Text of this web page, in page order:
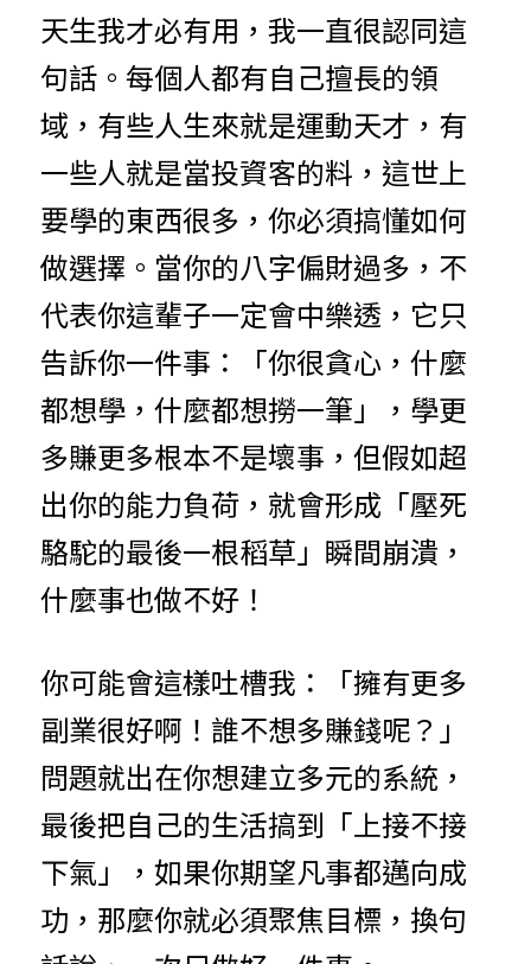
天生我才必有用，我一直很認同這
句話。每個人都有自己擅長的領
域，有些人生來就是運動天才，有
一些人就是當投資客的料，這世上
要學的東西很多，你必須搞懂如何
做選擇。當你的八字偏財過多，不
代表你這輩子一定會中樂透，它只
告訴你一件事：「你很貪心，什麼
都想學，什麼都想撈一筆」，學更
多賺更多根本不是壞事，但假如超
出你的能力負荷，就會形成「壓死
駱駝的最後一根稻草」瞬間崩潰，
什麼事也做不好！
你可能會這樣吐槽我：「擁有更多
副業很好啊！誰不想多賺錢呢？」
問題就出在你想建立多元的系統，
最後把自己的生活搞到「上接不接
下氣」，如果你期望凡事都邁向成
功，那麼你就必須聚焦目標，換句